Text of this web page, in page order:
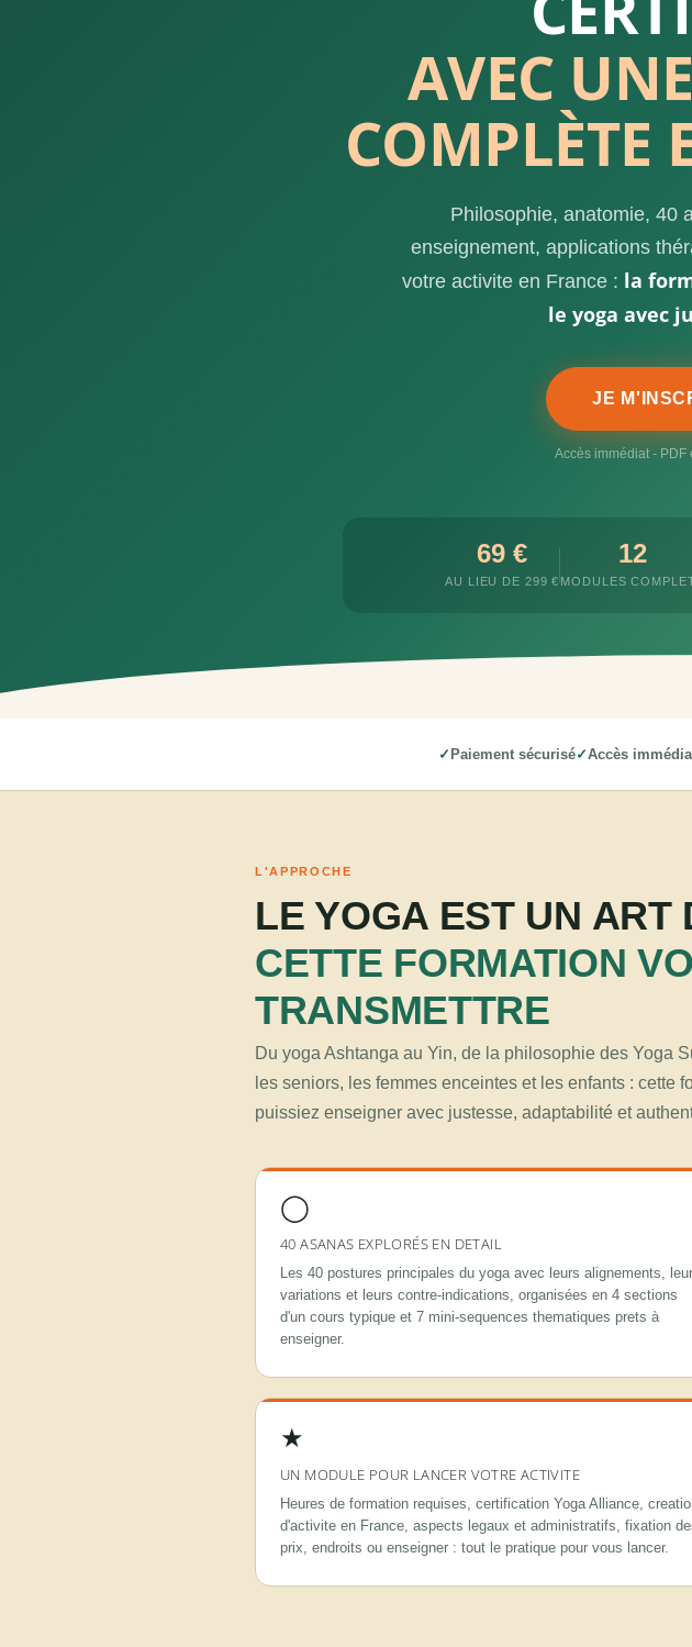
AVEC
COMPLÈTE
Philosophie, anatomie, 40
enseignement, applications
votre activite en France : la
le yoga avec
JE
Accès immédiat - PDF
69 €
AU LIEU DE 299 €
12
MODULES
Paiement sécurisé Accès
L'APPROCHE
LE YOGA EST UN ART
CETTE FORMATION
TRANSMETTRE
Du yoga Ashtanga au Yin, de la philosophie des Yoga
les seniors, les femmes enceintes et les enfants : cette
puissiez enseigner avec justesse, adaptabilité et
◯
40 ASANAS EXPLORÉS EN DETAIL
Les 40 postures principales du yoga avec leurs alignements,
variations et leurs contre-indications, organisées en 4 sections
d'un cours typique et 7 mini-sequences thematiques prets à
enseigner.
★
UN MODULE POUR LANCER VOTRE ACTIVITE
Heures de formation requises, certification Yoga Alliance,
d'activite en France, aspects legaux et administratifs, fixation
prix, endroits ou enseigner : tout le pratique pour vous lancer.